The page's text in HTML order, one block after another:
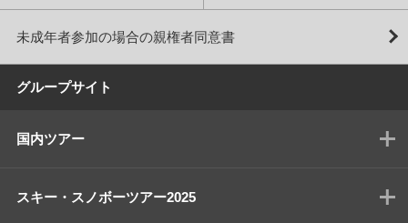
未成年者参加の場合の親権者同意書
グループサイト
国内ツアー
スキー・スノボーツアー2025